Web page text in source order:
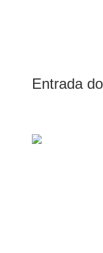
Entrada